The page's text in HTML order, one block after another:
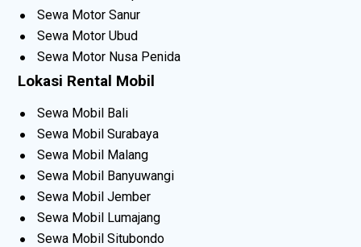
Sewa Motor Sanur
Sewa Motor Ubud
Sewa Motor Nusa Penida
Lokasi Rental Mobil
Sewa Mobil Bali
Sewa Mobil Surabaya
Sewa Mobil Malang
Sewa Mobil Banyuwangi
Sewa Mobil Jember
Sewa Mobil Lumajang
Sewa Mobil Situbondo